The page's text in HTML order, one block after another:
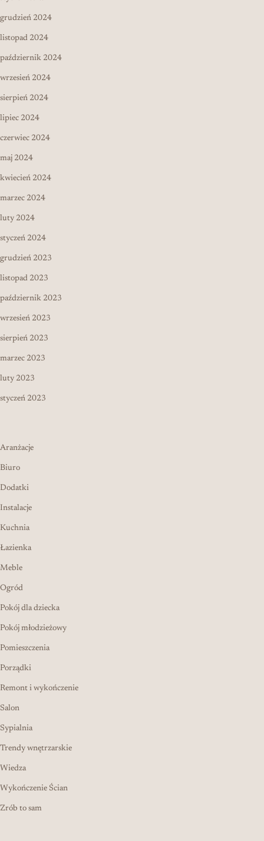
grudzień 2024
listopad 2024
październik 2024
wrzesień 2024
sierpień 2024
lipiec 2024
czerwiec 2024
maj 2024
kwiecień 2024
marzec 2024
luty 2024
styczeń 2024
grudzień 2023
listopad 2023
październik 2023
wrzesień 2023
sierpień 2023
marzec 2023
luty 2023
styczeń 2023
Aranżacje
Biuro
Dodatki
Instalacje
Kuchnia
Łazienka
Meble
Ogród
Pokój dla dziecka
Pokój młodzieżowy
Pomieszczenia
Porządki
Remont i wykończenie
Salon
Sypialnia
Trendy wnętrzarskie
Wiedza
Wykończenie Ścian
Zrób to sam